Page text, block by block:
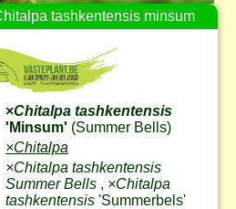
tashkentensis minsum
×Chitalpa tashkentensis
'Minsum' (Summer Bells)
×Chitalpa
×Chitalpa tashkentensis
Summer Bells , ×Chitalpa
tashkentensis 'Summerbels'